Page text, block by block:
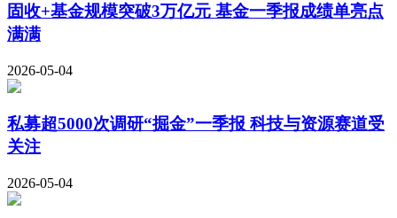
固收+基金规模突破3万亿元 基金一季报成绩单亮点
满满
2026-05-04
私募超5000次调研“掘金”一季报 科技与资源赛道受
关注
2026-05-04